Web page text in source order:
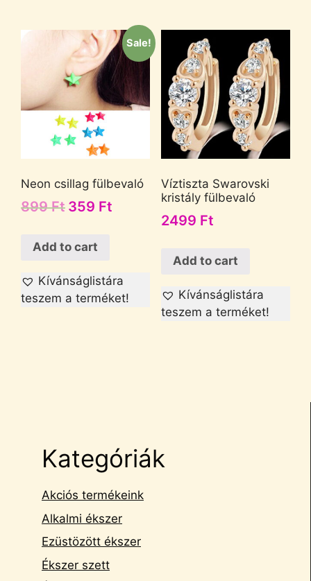
Sale!
Neon csillag fülbevaló
899Ft 359 Ft
Add to cart
Kívánságlistára
teszem a terméket!
Víztiszta Swarovski
kristály fülbevaló
2499 Ft
Add to cart
Kívánságlistára
teszem a terméket!
Kategóriák
Akciós termékeink
Alkalmi ékszer
Ezüstözött ékszer
Ékszer szett